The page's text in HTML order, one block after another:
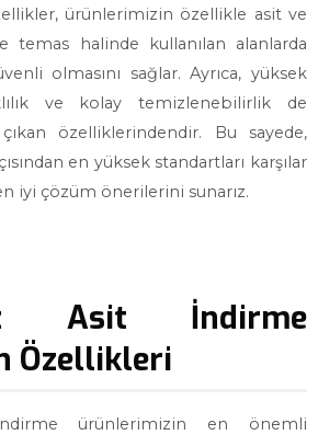
ürünlerimizin özellikle asit ve
temas halinde kullanılan alanlarda
olmasını sağlar. Ayrıca, yüksek
ve kolay temizlenebilirlik de
özelliklerindendir. Bu sayede,
en yüksek standartları karşılar
iyi çözüm önerilerini sunarız.
Asit İndirme
Özellikleri
ürünlerimizin en önemli